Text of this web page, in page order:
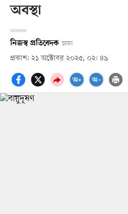
অবস্থা
নিজস্ব প্রতিবেদক ঢাকা
প্রকাশ: ২১ অক্টোবর ২০২৫, ০২: ৪৯